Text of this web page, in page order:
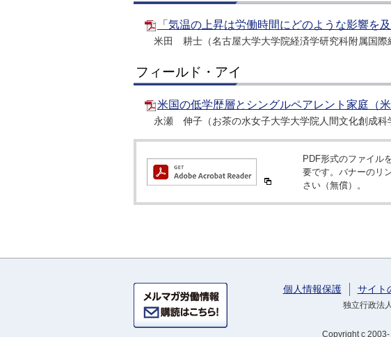
「気温の上昇は労働時間にどのような影響を
米田 耕士（名古屋大学大学院経済学研究科附属国際
フィールド・アイ
米国の低学歴層とシングルペアレント家庭（
永瀬 伸子（お茶の水女子大学大学院人間文化創成科
PDF形式のファイル
要です。バナーのリ
さい（無償）。
個人情報保護 サイト
独立行政法
Copyrightc 2003-